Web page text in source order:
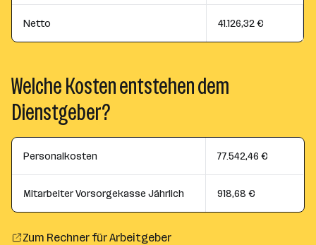
Netto 41.126,32 €
Welche Kosten entstehen dem
Dienstgeber?
Personalkosten 77.542,46 €
Mitarbeiter Vorsorgekasse Jährlich 918,68 €
Zum Rechner für Arbeitgeber